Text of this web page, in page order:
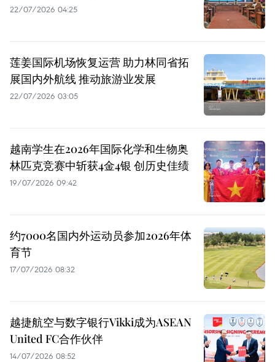
22/07/2026 04:25
莲姜国际机场恢复运营 助力林同省拓
展国内外航线 推动旅游业发展
22/07/2026 03:05
越南学生在2026年国际化学和生物奥
林匹克竞赛中斩获4金4银 创历史佳绩
19/07/2026 09:42
约7000名国内外运动员参加2026年体
育节
17/07/2026 08:32
越捷航空与数字银行Vikki成为ASEAN
United FC合作伙伴
14/07/2026 08:52